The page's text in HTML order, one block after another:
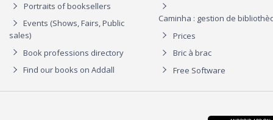
Portraits of booksellers
Events (Shows, Fairs, Public
sales)
Book professions directory
Find our books on Addall
Caminha : gestion de
Prices
Bric à brac
Free Software